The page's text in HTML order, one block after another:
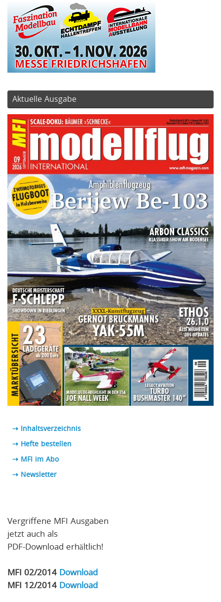
Aktuelle Ausgabe
⇢ Inhaltsverzeichnis
⇢ Hefte bestellen
⇢ MFI im Abo
⇢ Newsletter
Vergriffene MFI Ausgaben
jetzt auch als
PDF-Download erhältlich!
MFI 02/2014 Download
MFI 12/2014 Download